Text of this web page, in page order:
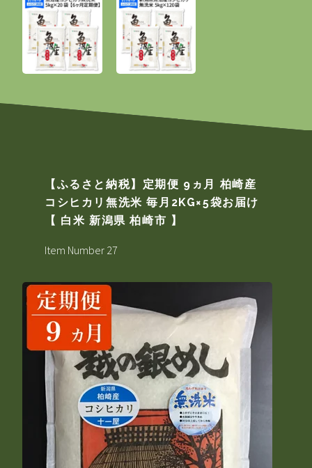
【ふるさと納税】定期便 9ヵ月 柏崎産
コシヒカリ無洗米 毎月2KG×5袋お届け
【 白米 新潟県 柏崎市 】
Item Number 27